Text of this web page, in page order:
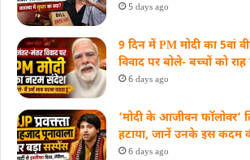
5 days ago
9 दिन में PM मोदी का 5वां
विवाद पर बोले- बच्चों को
6 days ago
‘मोदी के आजीवन फॉलोवर’
हटाया, जानें उनके इस कदम
6 days ago